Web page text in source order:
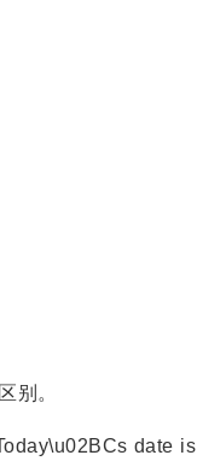
别。
date is